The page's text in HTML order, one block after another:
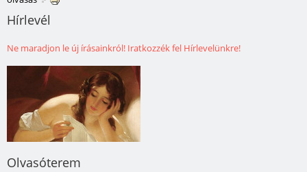
Hírlevél
Ne maradjon le új írásainkról! Iratkozzék fel Hírlevelünkre!
Olvasóterem